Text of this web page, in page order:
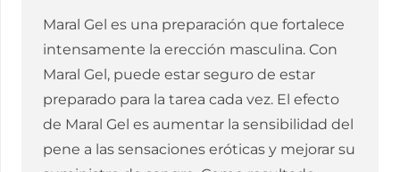
Maral Gel es una preparación que fortalece
intensamente la erección masculina. Con
Maral Gel, puede estar seguro de estar
preparado para la tarea cada vez. El efecto
de Maral Gel es aumentar la sensibilidad del
pene a las sensaciones eróticas y mejorar su